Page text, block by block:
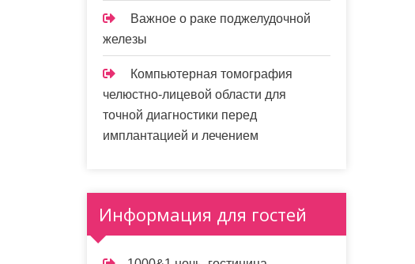
Важное о раке поджелудочной
железы
Компьютерная томография
челюстно-лицевой области для
точной диагностики перед
имплантацией и лечением
Информация для гостей